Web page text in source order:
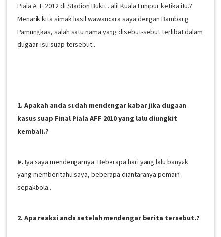
Piala AFF 2012 di Stadion Bukit Jalil Kuala Lumpur ketika itu.?
Menarik kita simak hasil wawancara saya dengan Bambang
Pamungkas, salah satu nama yang disebut-sebut terlibat dalam
dugaan isu suap tersebut..
1. Apakah anda sudah mendengar kabar jika dugaan
kasus suap Final Piala AFF 2010 yang lalu diungkit
kembali.?
#. Iya saya mendengarnya. Beberapa hari yang lalu banyak
yang memberitahu saya, beberapa diantaranya pemain
sepakbola..
2. Apa reaksi anda setelah mendengar berita tersebut.?